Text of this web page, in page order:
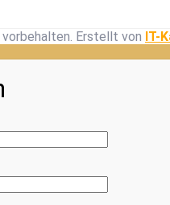
Erstellt von IT-